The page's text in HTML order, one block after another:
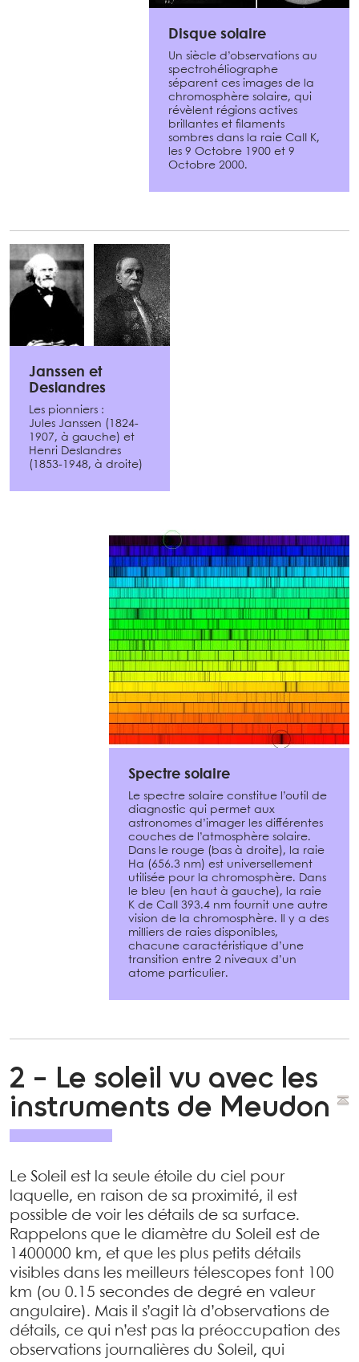
Disque solaire
Un siècle d’observations au
spectrohéliographe
séparent ces images de la
chromosphère solaire, qui
révèlent régions actives
brillantes et filaments
sombres dans la raie CaII K,
les 9 Octobre 1900 et 9
Octobre 2000.
Janssen et
Deslandres
Les pionniers :
Jules Janssen (1824-
1907, à gauche) et
Henri Deslandres
(1853-1948, à droite)
Spectre solaire
Le spectre solaire constitue l’outil de
diagnostic qui permet aux
astronomes d’imager les différentes
couches de l’atmosphère solaire.
Dans le rouge (bas à droite), la raie
Hα (656.3 nm) est universellement
utilisée pour la chromosphère. Dans
le bleu (en haut à gauche), la raie
K de CaII 393.4 nm fournit une autre
vision de la chromosphère. Il y a des
milliers de raies disponibles,
chacune caractéristique d’une
transition entre 2 niveaux d’un
atome particulier.
2 - Le soleil vu avec les
instruments de Meudon
Le Soleil est la seule étoile du ciel pour
laquelle, en raison de sa proximité, il est
possible de voir les détails de sa surface.
Rappelons que le diamètre du Soleil est de
1400000 km, et que les plus petits détails
visibles dans les meilleurs télescopes font 100
km (ou 0.15 secondes de degré en valeur
angulaire). Mais il s’agit là d’observations de
détails, ce qui n’est pas la préoccupation des
observations journalières du Soleil, qui